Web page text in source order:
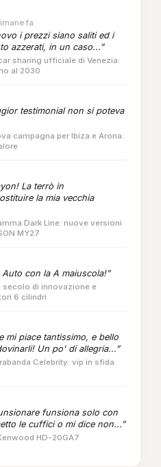
fa
i prezzi siano saliti ed i
azzerati, in un caso...”
sharing ufficiale di Venezia:
al 2030
testimonial non si poteva
campagna per Ibiza e Arona:
La terrò in
la mia vecchia
Dark Line: nuove versioni
MY27
con la A maiuscola!”
secolo di innovazione e
6 cilindri
mi piace tantissimo, e bello
Un po' di allegria...”
Celebrity: vip in sfida
funsiona solo con
le cuffici o mi dice non...”
HD-20GA7